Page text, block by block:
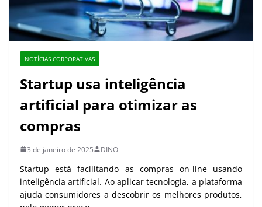
NOTÍCIAS CORPORATIVAS
Startup usa inteligência
artificial para otimizar as
compras
3 de janeiro de 2025 DINO
Startup está facilitando as compras on-line usando
inteligência artificial. Ao aplicar tecnologia, a plataforma
ajuda consumidores a descobrir os melhores produtos,